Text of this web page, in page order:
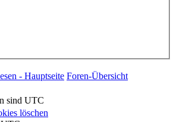
- Hauptseite Foren-Übersicht
sind UTC
löschen